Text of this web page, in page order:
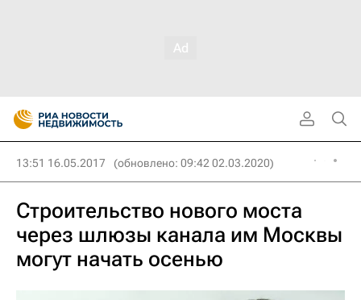
13:51 16.05.2017 (обновлено: 09:42 02.03.2020)
Строительство нового моста
через шлюзы канала им Москвы
могут начать осенью